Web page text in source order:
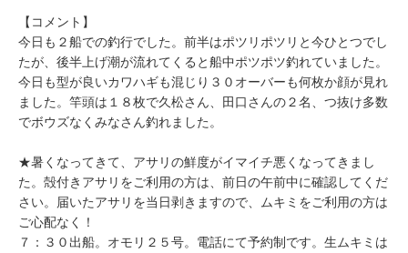
【コメント】
今日も２船での釣行でした。前半はポツリポツリと今ひとつでし
たが、後半上げ潮が流れてくると船中ポツポツ釣れていました。
今日も型が良いカワハギも混じり３０オーバーも何枚か顔が見れ
ました。竿頭は１８枚で久松さん、田口さんの２名、つ抜け多数
でボウズなくみなさん釣れました。
★暑くなってきて、アサリの鮮度がイマイチ悪くなってきまし
た。殻付きアサリをご利用の方は、前日の午前中に確認してくだ
さい。届いたアサリを当日剥きますので、ムキミをご利用の方は
ご心配なく！
７：３０出船。オモリ２５号。電話にて予約制です。生ムキミは